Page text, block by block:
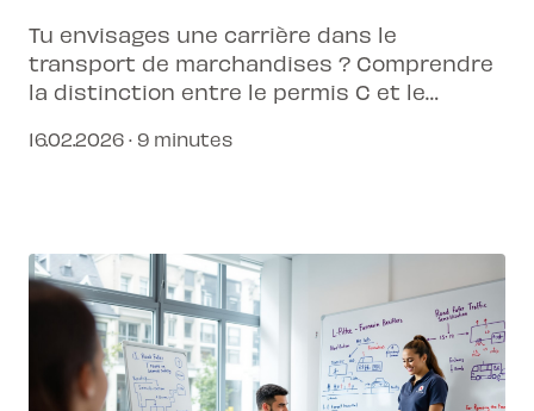
Tu envisages une carrière dans le
transport de marchandises ? Comprendre
la distinction entre le permis C et le
parcours du bon pied.
16.02.2026 · 9 minutes